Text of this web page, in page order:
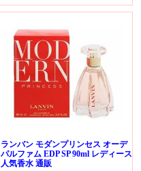
ランバン モダンプリンセス オーデ
パルファム EDP SP 90ml レディース
人気香水 通販